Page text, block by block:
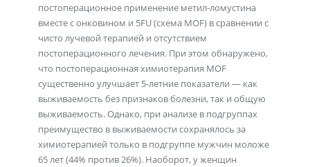
постоперационное применение метил-ломустина
вместе с онковином и 5FU (схема MOF) в сравнении с
чисто лучевой терапией и отсутствием
постоперационного лечения. При этом обнаружено,
что постоперационная химиотерапия MOF
существенно улучшает 5-летние показатели — как
выживаемость без признаков болезни, так и общую
выживаемость. Однако, при анализе в подгруппах
преимущество в выживаемости сохранялось за
химиотерапией только в подгруппе мужчин моложе
65 лет (44% против 26%). Наоборот, у женщин